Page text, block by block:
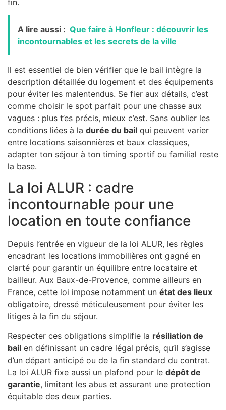
A lire aussi : Que faire à Honfleur : découvrir les
incontournables et les secrets de la ville
Il est essentiel de bien vérifier que le bail intègre la
description détaillée du logement et des équipements
pour éviter les malentendus. Se fier aux détails, c’est
comme choisir le spot parfait pour une chasse aux
vagues : plus t’es précis, mieux c’est. Sans oublier les
conditions liées à la durée du bail qui peuvent varier
entre locations saisonnières et baux classiques,
adapter ton séjour à ton timing sportif ou familial reste
la base.
La loi ALUR : cadre
incontournable pour une
location en toute confiance
Depuis l’entrée en vigueur de la loi ALUR, les règles
encadrant les locations immobilières ont gagné en
clarté pour garantir un équilibre entre locataire et
bailleur. Aux Baux-de-Provence, comme ailleurs en
France, cette loi impose notamment un état des lieux
obligatoire, dressé méticuleusement pour éviter les
litiges à la fin du séjour.
Respecter ces obligations simplifie la résiliation de
bail en définissant un cadre légal précis, qu’il s’agisse
d’un départ anticipé ou de la fin standard du contrat.
La loi ALUR fixe aussi un plafond pour le dépôt de
garantie, limitant les abus et assurant une protection
équitable des deux parties.